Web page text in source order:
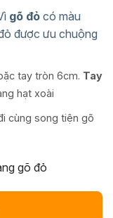
gõ đỏcó màu
được ưu chuộng
tay tròn 6cm. Tay
hạt xoài
cùng song tiện gõ
gõ đỏ